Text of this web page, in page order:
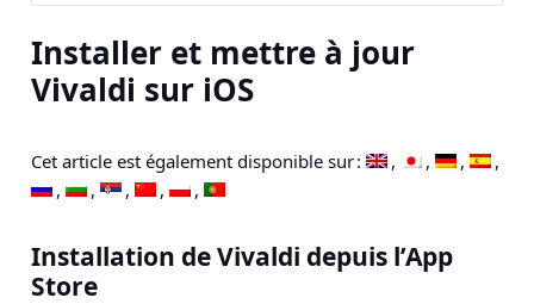
Installer et mettre à jour
Vivaldi sur iOS
Cet article est également disponible sur :
Installation de Vivaldi depuis l’App
Store